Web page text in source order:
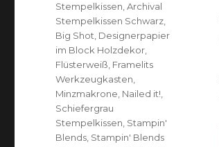
Stempelkissen ,Archival
Stempelkissen Schwarz
Big Shot Designerpapier
im Block Holzdekor
Flüsterweiß Framelits
Werkzeugkasten
Minzmakrone Nailed it!
Schiefergrau
Stempelkissen Stampin'
Blends Stampin' Blends